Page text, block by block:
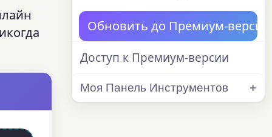
Обновить до Премиум-версии
Доступ к Премиум-версии
Моя Панель Инструментов